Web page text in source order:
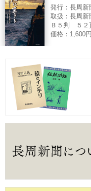
発行：長周新
取扱：長周新
Ｂ５判 ５
価格：1,600